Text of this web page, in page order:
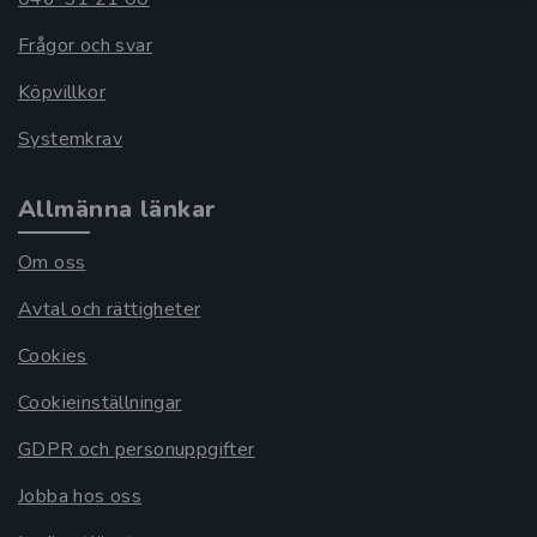
Frågor och svar
Köpvillkor
Systemkrav
Allmänna länkar
Om oss
Avtal och rättigheter
Cookies
Cookieinställningar
GDPR och personuppgifter
Jobba hos oss